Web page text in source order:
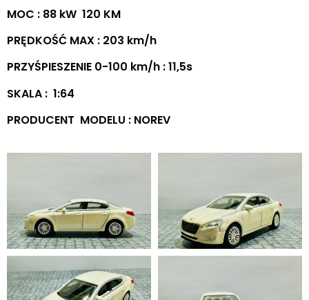
MOC : 88 kW 120 KM
PRĘDKOŚĆ MAX : 203 km/h
PRZYŚPIESZENIE 0-100 km/h : 11,5s
SKALA : 1:64
PRODUCENT MODELU : NOREV